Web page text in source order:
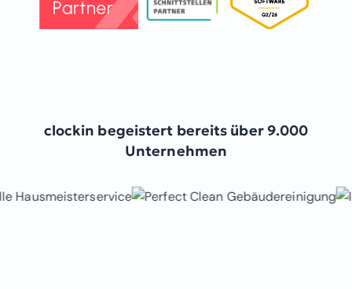
clockin begeistert bereits über 9.000
Unternehmen